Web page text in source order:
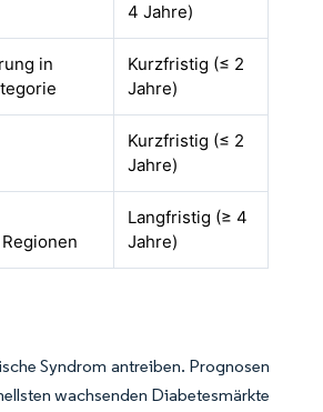
4 Jahre)
in
Kurzfristig (≤ 2
Jahre)
Kurzfristig (≤ 2
Jahre)
Langfristig (≥ 4
Jahre)
Syndrom antreiben. Prognosen
wachsenden Diabetesmärkte